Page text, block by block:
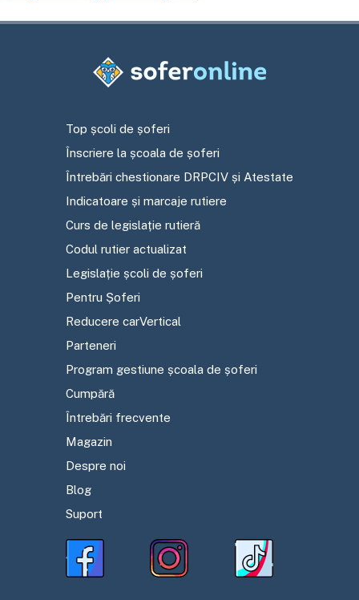
Top școli de șoferi
Înscriere la școala de șoferi
Întrebări chestionare DRPCIV și Atestate
Indicatoare și marcaje rutiere
Curs de legislație rutieră
Codul rutier actualizat
Legislație școli de șoferi
Pentru Șoferi
Reducere carVertical
Parteneri
Program gestiune școala de șoferi
Cumpără
Întrebări frecvente
Magazin
Despre noi
Blog
Suport